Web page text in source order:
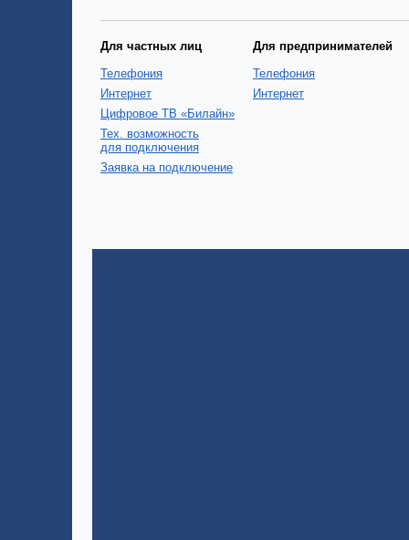
Для частных лиц
Телефония
Интернет
Цифровое ТВ «Билайн»
Тех. возможность
для подключения
Заявка на подключение
Для предпринимателей
Телефония
Интернет